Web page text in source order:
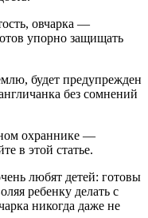
овчарка —
упорно защищать
будет предупрежден
без сомнений
охраннике —
в этой статье.
любят детей: готовы
ребенку делать с
никогда даже не